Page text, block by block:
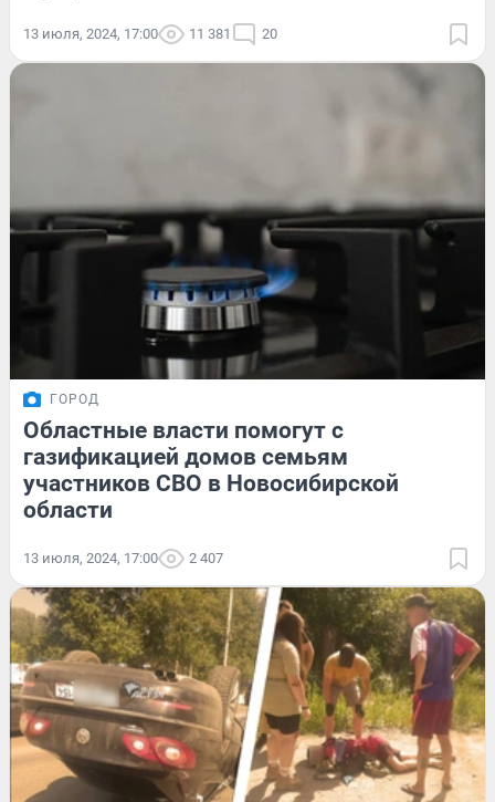
13 июля, 2024, 17:00 11 381 20
ГОРОД
Областные власти помогут с
газификацией домов семьям
участников СВО в Новосибирской
области
13 июля, 2024, 17:00 2 407